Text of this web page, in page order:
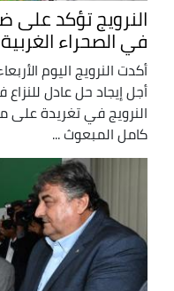
النرويج تؤكد على
في الصحراء الغربية
أكدت النرويج اليوم
أجل إيجاد حل عادل
النرويج في تغريدة على
كامل المبعوث ...